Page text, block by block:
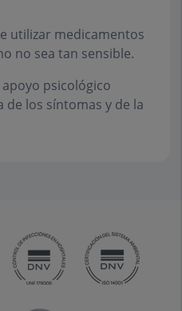
utilizar medicamentos
no sea tan sensible.
psicológico
los síntomas y de la